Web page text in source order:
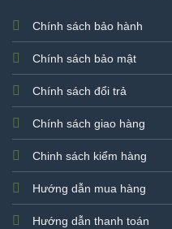
Chính sách bảo hành
Chính sách bảo mật
Chính sách đổi trả
Chính sách giao hàng
Chinh sách kiểm hàng
Hướng dẫn mua hàng
Hướng dẫn thanh toán